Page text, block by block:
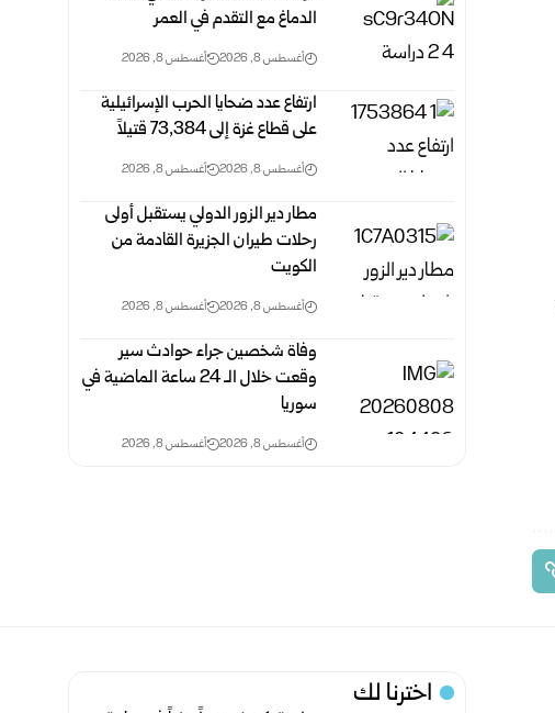
الدماغ مع التقدم في العمر
أغسطس 8, 2026 أغسطس 8, 2026
ارتفاع عدد ضحايا الحرب الإسرائيلية
على قطاع غزة ‏إلى 73,384 ‏قتيلاً‎ ‎
أغسطس 8, 2026 أغسطس 8, 2026
مطار دير الزور الدولي يستقبل أولى
رحلات طيران الجزيرة ‏القادمة من
الكويت
أغسطس 8, 2026 أغسطس 8, 2026
وفاة شخصين جراء حوادث سير
وقعت خلال الـ 24 ‏ساعة الماضية في
سوريا
أغسطس 8, 2026 أغسطس 8, 2026
اخترنا لك